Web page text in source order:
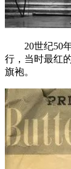
20世纪50年
行，当时最红
旗袍。